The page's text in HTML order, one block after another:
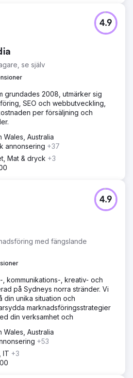
se själv
4.9
grundades 2008, utmärker sig
SEO och webbutveckling,
per försäljning och
Wales, Australia
annonsering +37
Mat & dryck +3
med fängslande
4.9
kommunikations-, kreativ- och
på Sydneys norra stränder. Vi
din unika situation och
marknadsföringsstrategier
din verksamhet och
Wales, Australia
+53
IT +3